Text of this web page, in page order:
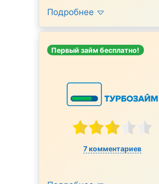
Подробнее
Первый займ бесплатно!
7 комментариев